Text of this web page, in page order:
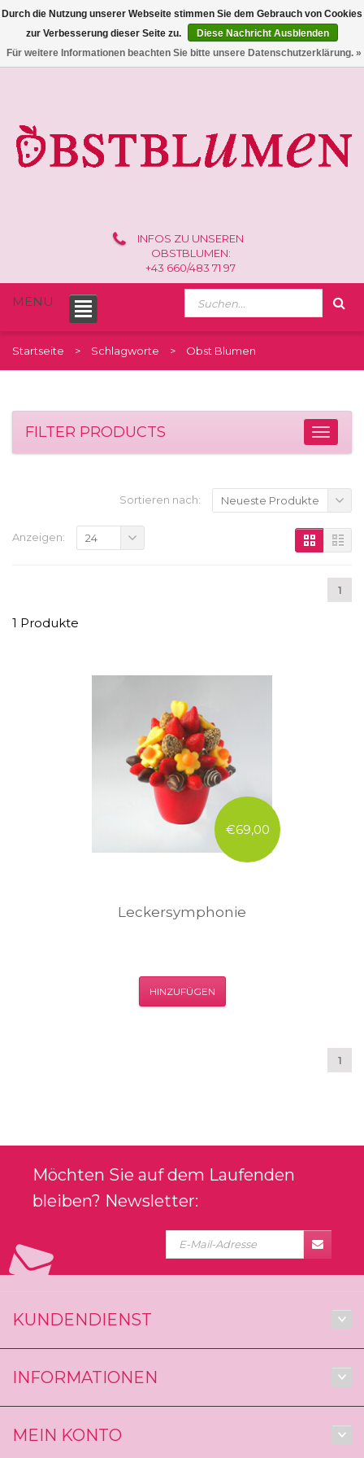
0 / €0,00
INFOS ZU UNSEREN
OBSTBLUMEN:
+43 660/483 71 97
MENU
Startseite Schlagworte Obst Blumen
FILTER PRODUCTS
Sortieren nach: Neueste Produkte
1
Anzeigen: 24
1 Produkte
€69,00
Leckersymphonie
HINZUFÜGEN
1
Möchten Sie auf dem Laufenden
bleiben? Newsletter:
KUNDENDIENST
INFORMATIONEN
MEIN KONTO
Durch die Nutzung unserer Webseite stimmen Sie dem Gebrauch von Cookies
zur Verbesserung dieser Seite zu.
Diese Nachricht Ausblenden
Für weitere Informationen beachten Sie bitte unsere Datenschutzerklärung. »